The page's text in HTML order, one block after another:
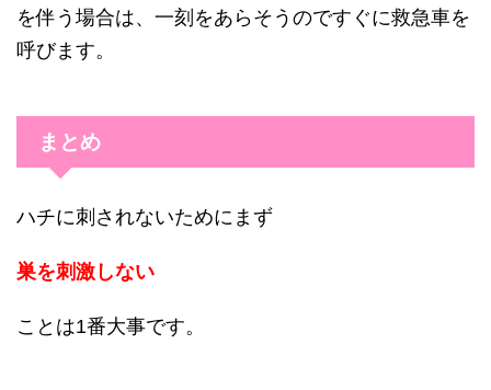
を伴う場合は、一刻をあらそうのですぐに救急車を
呼びます。
まとめ
ハチに刺されないためにまず
巣を刺激しない
ことは1番大事です。